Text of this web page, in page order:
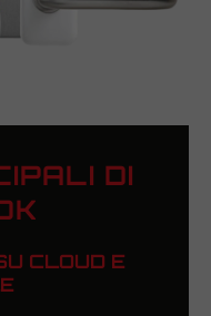
DI
CLOUD E